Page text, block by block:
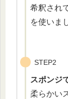
希釈され
を使いま
STEP2
スポンジ
柔らかい